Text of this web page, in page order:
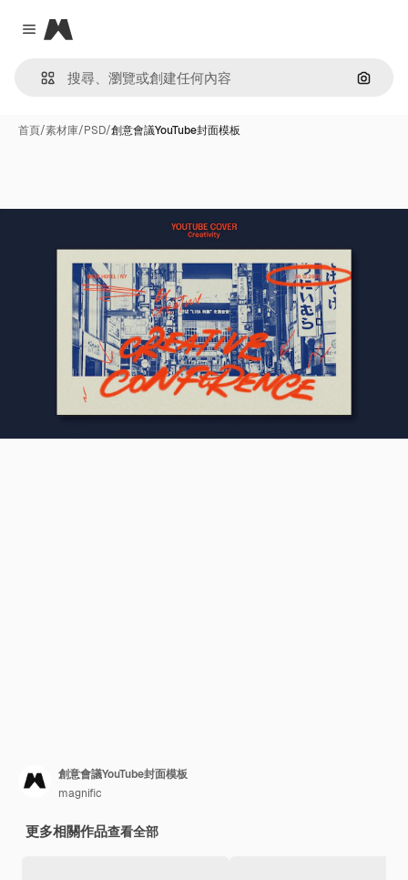
Close menu
Magnific
通過圖
首頁/素材庫/PSD/創意會議YouTube封面模板
創意會議YouTube封面模板
magnific
更多相關作品查看全部